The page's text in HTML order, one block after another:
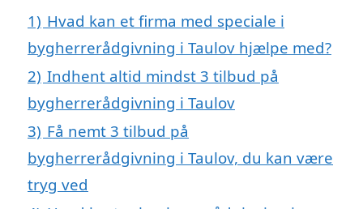
1) Hvad kan et firma med speciale i
bygherrerådgivning i Taulov hjælpe med?
2) Indhent altid mindst 3 tilbud på
bygherrerådgivning i Taulov
3) Få nemt 3 tilbud på
bygherrerådgivning i Taulov, du kan være
tryg ved